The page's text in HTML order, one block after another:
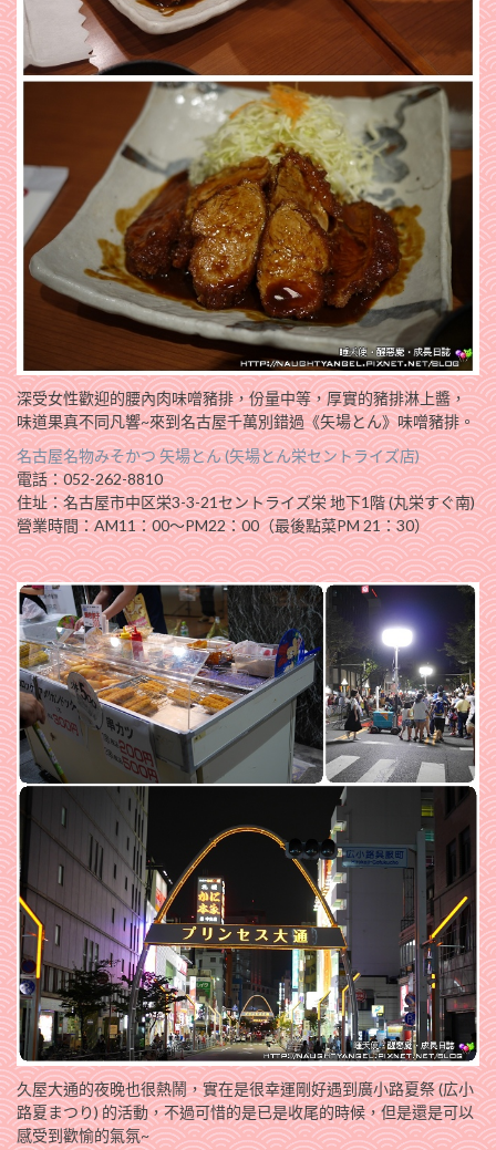
深受女性歡迎的腰內肉味噌豬排，份量中等，厚實的豬排淋上醬，
味道果真不同凡響~來到名古屋千萬別錯過《矢場とん》味噌豬排。
名古屋名物みそかつ 矢場とん (矢場とん栄セントライズ店)
電話：052-262-8810
住址：名古屋市中区栄3-3-21セントライズ栄 地下1階 (丸栄すぐ南)
營業時間：AM11：00〜PM22：00（最後點菜PM 21：30）
久屋大通的夜晚也很熱鬧，實在是很幸運剛好遇到廣小路夏祭 (広小
路夏まつり) 的活動，不過可惜的是已是收尾的時候，但是還是可以
感受到歡愉的氣氛~